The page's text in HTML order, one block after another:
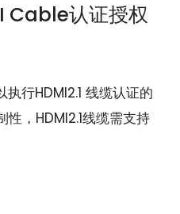
Cable认证授权
行HDMI2.1 线缆认证的
性，HDMI2.1线缆需支持